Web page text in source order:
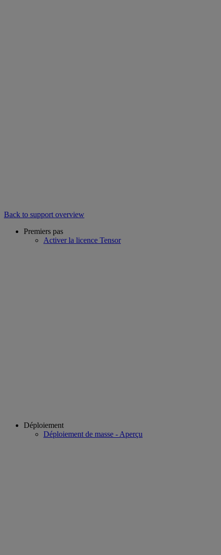
Back to support overview
Premiers pas
Activer la licence Tensor
Déploiement
Déploiement de masse - Aperçu